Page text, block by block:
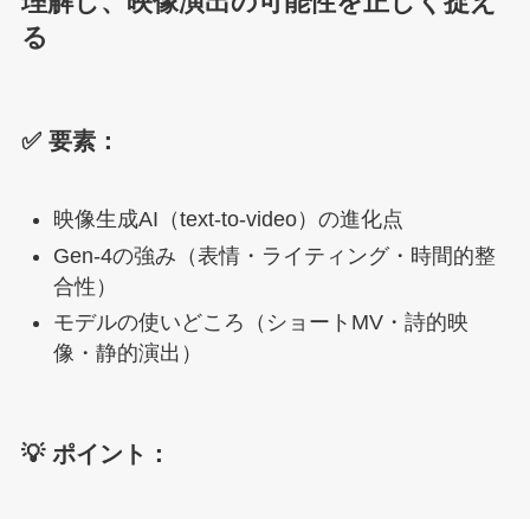
る
✅ 要素：
映像生成AI（text-to-video）の進化点
Gen-4の強み（表情・ライティング・時間的整
合性）
モデルの使いどころ（ショートMV・詩的映
像・静的演出）
💡 ポイント：